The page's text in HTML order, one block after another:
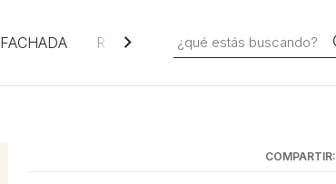
FACHADA REVESTIMIENTOS VERTICALES
COMPARTIR: